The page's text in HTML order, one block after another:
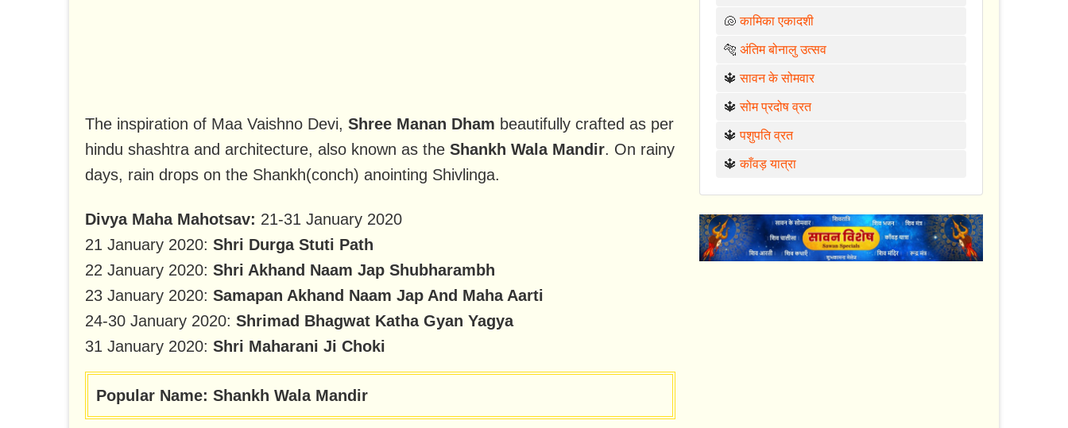
The inspiration of Maa Vaishno Devi, Shree Manan Dham beautifully crafted as per
hindu shashtra and architecture, also known as the Shankh Wala Mandir. On rainy
days, rain drops on the Shankh(conch) anointing Shivlinga.
Divya Maha Mahotsav: 21-31 January 2020
21 January 2020: Shri Durga Stuti Path
22 January 2020: Shri Akhand Naam Jap Shubharambh
23 January 2020: Samapan Akhand Naam Jap And Maha Aarti
24-30 January 2020: Shrimad Bhagwat Katha Gyan Yagya
31 January 2020: Shri Maharani Ji Choki
Popular Name: Shankh Wala Mandir
🐚कामिका एकादशी
🐅अंतिम बोनालु उत्सव
🔱सावन के सोमवार
🔱सोम प्रदोष व्रत
🔱पशुपति व्रत
🔱काँवड़ यात्रा